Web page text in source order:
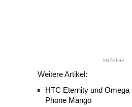
ANZEIGE
Weitere Artikel:
HTC Eternity und Omega
Phone Mango